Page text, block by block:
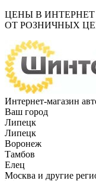
ЦЕНЫ В
ОТ РОЗНИЧНЫХ
Интернет-магазин
Ваш город
Липецк
Липецк
Воронеж
Тамбов
Елец
Москва и другие